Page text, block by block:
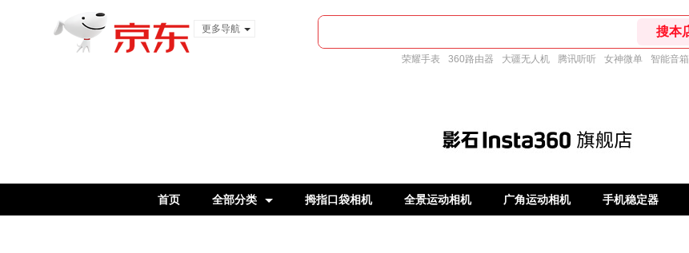
更多导航
荣耀手表 360路由器 大疆无人机 腾讯听听 女神微单 智能音箱
首页 全部分类 拇指口袋相机 全景运动相机 广角运动相机 手机稳定器